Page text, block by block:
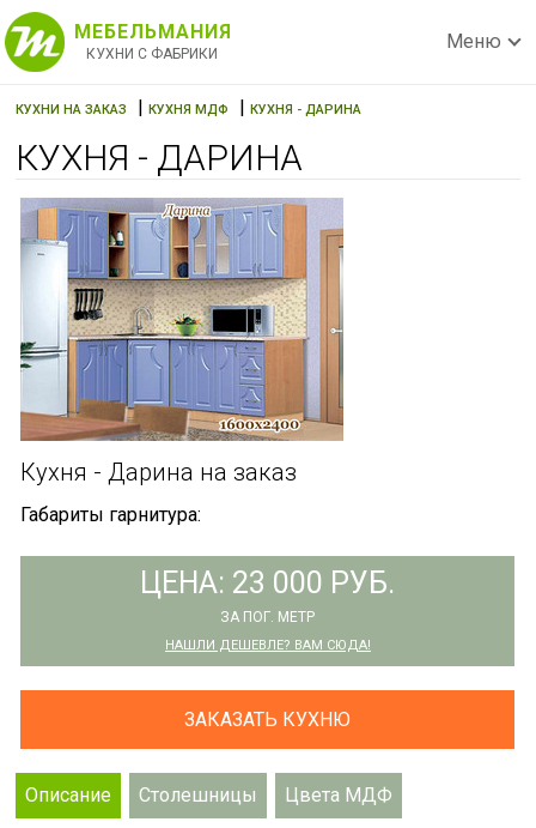
МЕБЕЛЬМАНИЯ
КУХНИ С ФАБРИКИ
Меню
КУХНИ НА ЗАКАЗ |КУХНЯ МДФ |КУХНЯ - ДАРИНА
КУХНЯ - ДАРИНА
Кухня - Дарина на заказ
Габариты гарнитура:
ЦЕНА: 23 000 РУБ.
ЗА ПОГ. МЕТР
НАШЛИ ДЕШЕВЛЕ? ВАМ СЮДА!
ЗАКАЗАТЬ КУХНЮ
Описание Столешницы Цвета МДФ